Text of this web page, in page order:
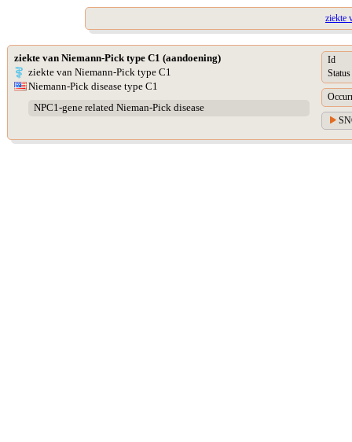
ziekte
ziekte van Niemann-Pick type C1 (aandoening)
ziekte van Niemann-Pick type C1
Niemann-Pick disease type C1
NPC1-gene related Nieman-Pick disease
Id
Status